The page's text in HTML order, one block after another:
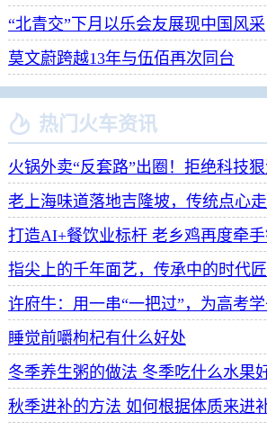
“北青交”下月以乐会友展现中国风采
莫文蔚跨越13年与伍佰再次同台
 热门火车资讯
老上海味道落地吉隆坡，传统点心
打造AI+餐饮业标杆 老乡鸡再度牵
睡觉前嚼枸杞有什么好处
冬季养生粥的做法 冬季吃什么水果
秋季进补的方法 如何根据体质来进